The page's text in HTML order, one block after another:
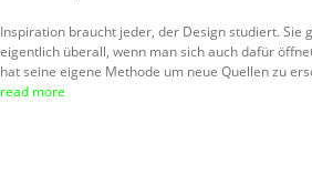
Inspiration braucht jeder, der Design studiert. Sie
eigentlich überall, wenn man sich auch dafür
hat seine eigene Methode um neue Quellen zu
read more